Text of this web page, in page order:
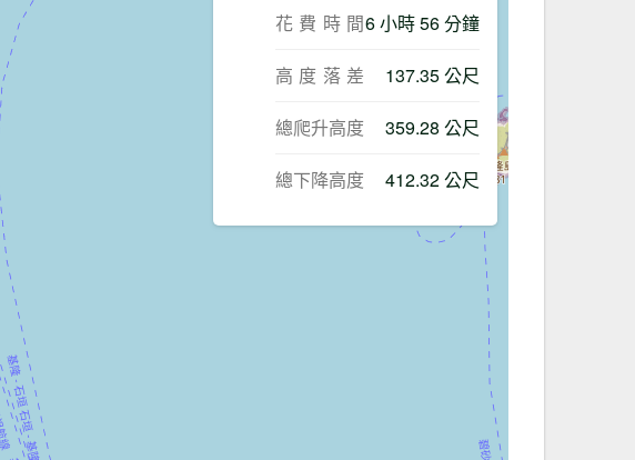
花費時間6 小時 56 分鐘
高度落差 137.35 公尺
總爬升高度 359.28 公尺
總下降高度 412.32 公尺